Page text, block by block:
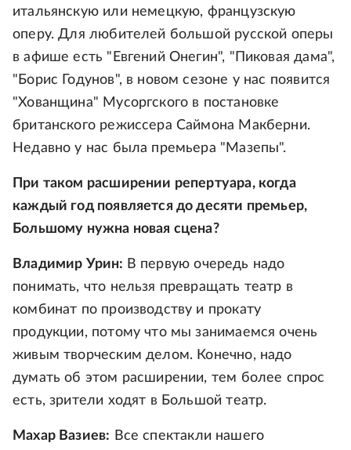
итальянскую или немецкую, французскую
оперу. Для любителей большой русской оперы
в афише есть "Евгений Онегин", "Пиковая дама",
"Борис Годунов", в новом сезоне у нас появится
"Хованщина" Мусоргского в постановке
британского режиссера Саймона Макберни.
Недавно у нас была премьера "Мазепы".
При таком расширении репертуара, когда
каждый год появляется до десяти премьер,
Большому нужна новая сцена?
Владимир Урин: В первую очередь надо
понимать, что нельзя превращать театр в
комбинат по производству и прокату
продукции, потому что мы занимаемся очень
живым творческим делом. Конечно, надо
думать об этом расширении, тем более спрос
есть, зрители ходят в Большой театр.
Махар Вазиев: Все спектакли нашего